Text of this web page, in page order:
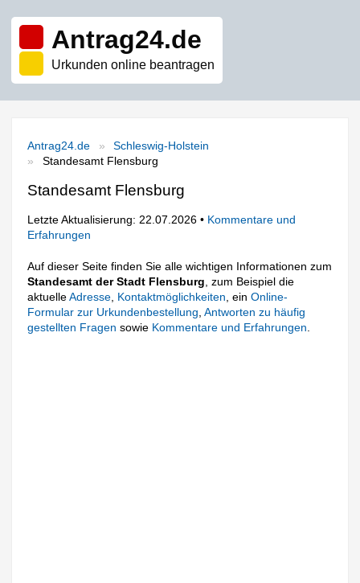
Antrag24.de
Urkunden online beantragen
Antrag24.de
Schleswig-Holstein
Standesamt Flensburg
Standesamt Flensburg
Letzte Aktualisierung: 22.07.2026 • Kommentare und
Erfahrungen
Auf dieser Seite finden Sie alle wichtigen Informationen zum
Standesamt der Stadt Flensburg , zum Beispiel die
aktuelleAdresse Kontaktmöglichkeiten , einOnline-
Formular zur Urkundenbestellung ,Antworten zu häufig
gestellten Fragen sowie Kommentare und Erfahrungen